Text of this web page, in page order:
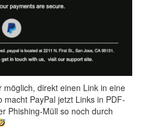
möglich, direkt einen Link in eine
PayPal jetzt Links in PDF-
Phishing-Müll so noch durch